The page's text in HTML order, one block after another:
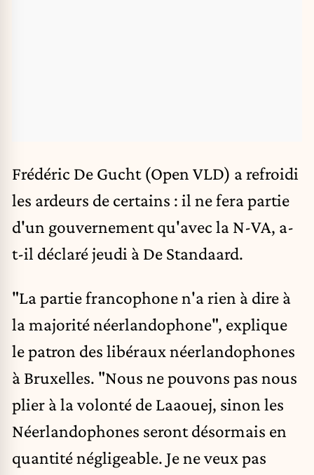
Frédéric De Gucht (Open VLD) a refroidi
les ardeurs de certains : il ne fera partie
d'un gouvernement qu'avec la N-VA, a-
t-il déclaré jeudi à De Standaard.
"La partie francophone n'a rien à dire à
la majorité néerlandophone", explique
le patron des libéraux néerlandophones
à Bruxelles. "Nous ne pouvons pas nous
plier à la volonté de Laaouej, sinon les
Néerlandophones seront désormais en
quantité négligeable. Je ne veux pas